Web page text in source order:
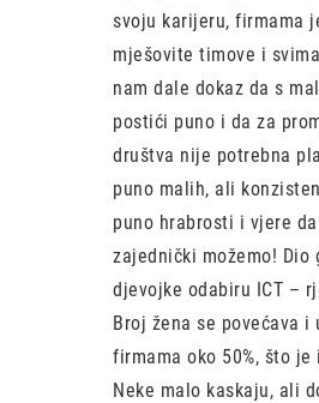
svoju karijeru, firmama
mješovite timove i
nam dale dokaz da s
postići puno i da za
društva nije potrebna
puno malih, ali
puno hrabrosti i vjere
zajednički možemo! Dio
djevojke odabiru ICT –
Broj žena se povećava i
firmama oko 50%, što je
Neke malo kaskaju, ali